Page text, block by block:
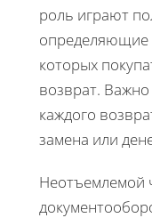
роль играют
определяющие
которых
возврат.
каждого
замена или
Неотъемлемой